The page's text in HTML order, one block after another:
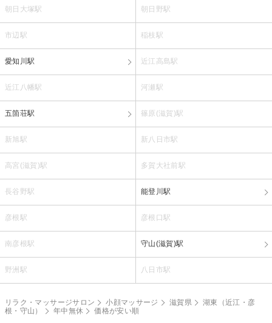
朝日大塚駅 朝日野駅
市辺駅 稲枝駅
愛知川駅 近江高島駅
近江八幡駅 河瀬駅
五箇荘駅 篠原(滋賀)駅
新旭駅 新八日市駅
高宮(滋賀)駅 多賀大社前駅
長谷野駅 能登川駅
彦根駅 彦根口駅
南彦根駅 守山(滋賀)駅
野洲駅 八日市駅
リラク・マッサージサロン 小顔マッサージ 滋賀県
湖東（近江・彦
根・守山）
年中無休 価格が安い順